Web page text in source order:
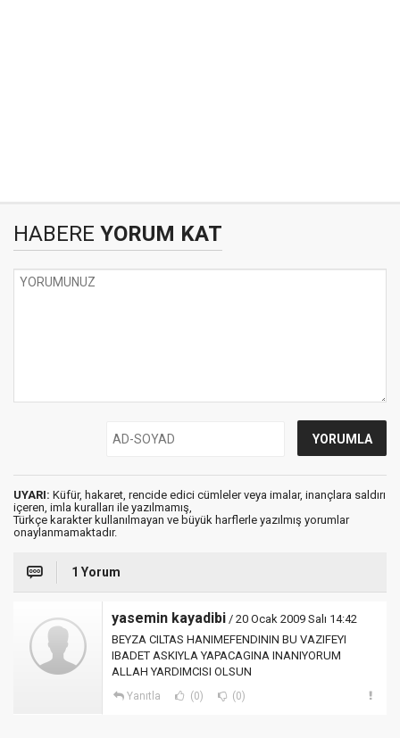
HABERE YORUM KAT
UYARI: Küfür, hakaret, rencide edici cümleler veya imalar, inançlara saldırı
içeren, imla kuralları ile yazılmamış,
Türkçe karakter kullanılmayan ve büyük harflerle yazılmış yorumlar
onaylanmamaktadır.
1 Yorum
yasemin kayadibi / 20 Ocak 2009 Salı 14:42
BEYZA CILTAS HANIMEFENDININ BU VAZIFEYI
IBADET ASKIYLA YAPACAGINA INANIYORUM
ALLAH YARDIMCISI OLSUN
Yanıtla (0) (0)